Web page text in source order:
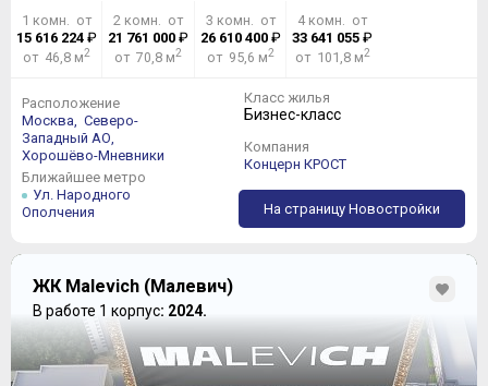
1 комн. от
15 616 224₽
от 46,8 м2
2 комн. от
21 761 000 ₽
от 70,8 м2
3 комн. от
26 610 400₽
от 95,6 м2
4 комн. от
33 641 055 ₽
от 101,8 м2
Расположение
Москва, Северо-
Западный АО,
Хорошёво-Мневники
Ближайшее метро
Ул. Народного
Ополчения
Класс жилья
Бизнес-класс
Компания
Концерн КРОСТ
На страницу Новостройки
ЖК Malevich (Малевич)
В работе 1 корпус: 2024.